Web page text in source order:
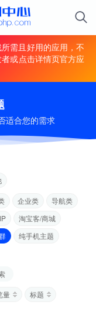
需且好用的应用，不
或点击详情页官方应
适合您的需求
企业类
导航类
淘宝客/商城
纯手机主题
量
标题